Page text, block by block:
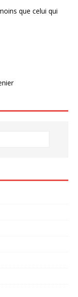
que celui qui